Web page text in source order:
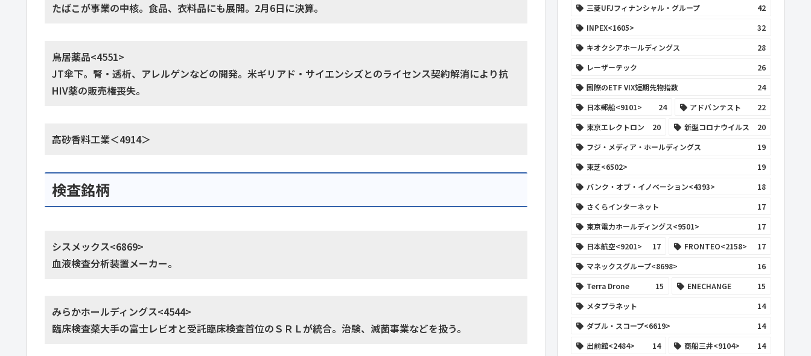
たばこが事業の中核。食品、衣料品にも展開。2月6日に決算。
鳥居薬品<4551>
JT傘下。腎・透析、アレルゲンなどの開発。米ギリアド・サイエンシズとのライセンス契約解消により抗
HIV薬の販売権喪失。
高砂香料工業＜4914＞
検査銘柄
シスメックス<6869>
血液検査分析装置メーカー。
みらかホールディングス<4544>
臨床検査薬大手の富士レビオと受託臨床検査首位のＳＲＬが統合。治験、滅菌事業などを扱う。
三菱UFJフィナンシャル・グループ
42
INPEX<1605>
32
キオクシアホールディングス
28
レーザーテック
26
国際のETF VIX短期先物指数
24
日本郵船<9101>
24 アドバンテスト
22
東京エレクトロン
20 新型コロナウイルス
20
フジ・メディア・ホールディングス
19
東芝<6502>
19
バンク・オブ・イノベーション<4393>
18
さくらインターネット
17
東京電力ホールディングス<9501>
17
日本航空<9201>
17 FRONTEO<2158>
17
マネックスグループ<8698>
16
Terra Drone
15 ENECHANGE
15
メタプラネット
14
ダブル・スコープ<6619>
14
出前館<2484>
14 商船三井<9104> 14